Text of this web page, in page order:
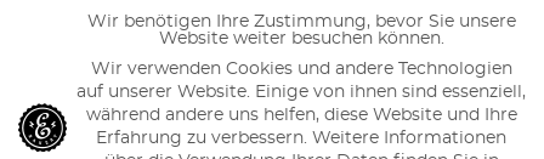
Schnittstellen Playlist
Shopware SEO Playlist
Im Magazin...
Shopware-Tutorials
Wir benötigen Ihre Zustimmung, bevor Sie unsere
Website weiter besuchen können.
Wir verwenden Cookies und andere Technologien
auf unserer Website. Einige von ihnen sind essenziell,
während andere uns helfen, diese Website und Ihre
Erfahrung zu verbessern. Weitere Informationen